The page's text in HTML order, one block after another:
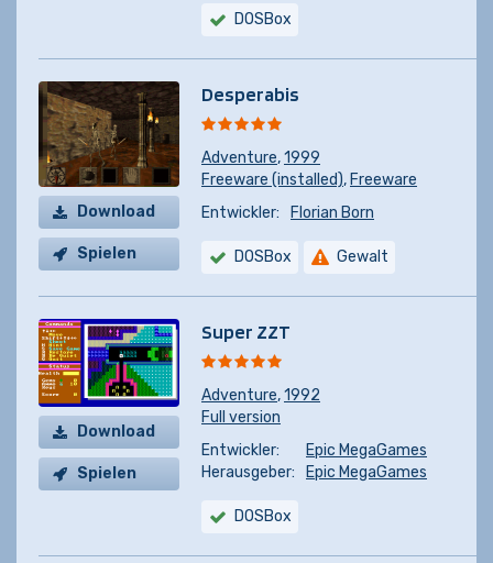
DOSBox
Download
Spielen
Desperabis
Adventure,1999
Freeware (installed), Freeware
Entwickler:
Florian Born
DOSBox Gewalt
Download
Spielen
Super ZZT
Adventure,1992
Full version
Entwickler:
Epic MegaGames
Herausgeber:
Epic MegaGames
DOSBox